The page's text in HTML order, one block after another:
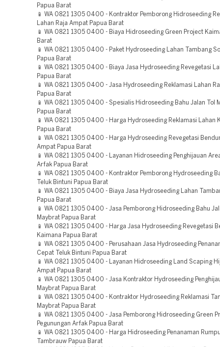
Papua Barat
📱 WA 0821 1305 0400 - Kontraktor Pemborong Hidroseeding
Lahan Raja Ampat Papua Barat
📱 WA 0821 1305 0400 - Biaya Hidroseeding Green Project
Barat
📱 WA 0821 1305 0400 - Paket Hydroseeding Lahan Tambang
Papua Barat
📱 WA 0821 1305 0400 - Biaya Jasa Hydroseeding Revegetasi
Papua Barat
📱 WA 0821 1305 0400 - Jasa Hydroseeding Reklamasi Lahan
Papua Barat
📱 WA 0821 1305 0400 - Spesialis Hidroseeding Bahu Jalan Tol
Papua Barat
📱 WA 0821 1305 0400 - Harga Hydroseeding Reklamasi Lahan
Papua Barat
📱 WA 0821 1305 0400 - Harga Hydroseeding Revegetasi
Ampat Papua Barat
📱 WA 0821 1305 0400 - Layanan Hidroseeding Penghijauan
Arfak Papua Barat
📱 WA 0821 1305 0400 - Kontraktor Pemborong Hydroseeding
Teluk Bintuni Papua Barat
📱 WA 0821 1305 0400 - Biaya Jasa Hydroseeding Lahan
Papua Barat
📱 WA 0821 1305 0400 - Jasa Pemborong Hidroseeding Bahu
Maybrat Papua Barat
📱 WA 0821 1305 0400 - Harga Jasa Hydroseeding Revegetasi
Kaimana Papua Barat
📱 WA 0821 1305 0400 - Perusahaan Jasa Hydroseeding
Cepat Teluk Bintuni Papua Barat
📱 WA 0821 1305 0400 - Layanan Hidroseeding Land Scaping
Ampat Papua Barat
📱 WA 0821 1305 0400 - Jasa Kontraktor Hydroseeding
Maybrat Papua Barat
📱 WA 0821 1305 0400 - Kontraktor Hydroseeding Reklamasi
Maybrat Papua Barat
📱 WA 0821 1305 0400 - Jasa Pemborong Hidroseeding Green
Pegunungan Arfak Papua Barat
📱 WA 0821 1305 0400 - Harga Hidroseeding Penanaman
Tambrauw Papua Barat